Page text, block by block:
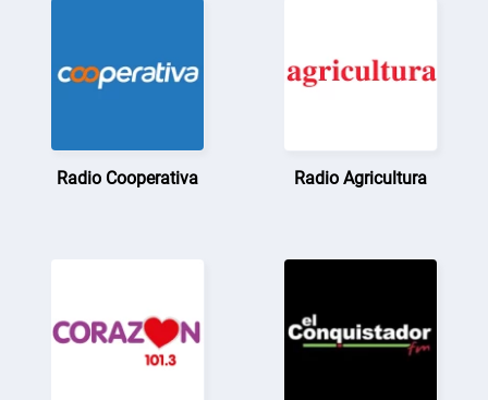
Radio Cooperativa Radio Agricultura